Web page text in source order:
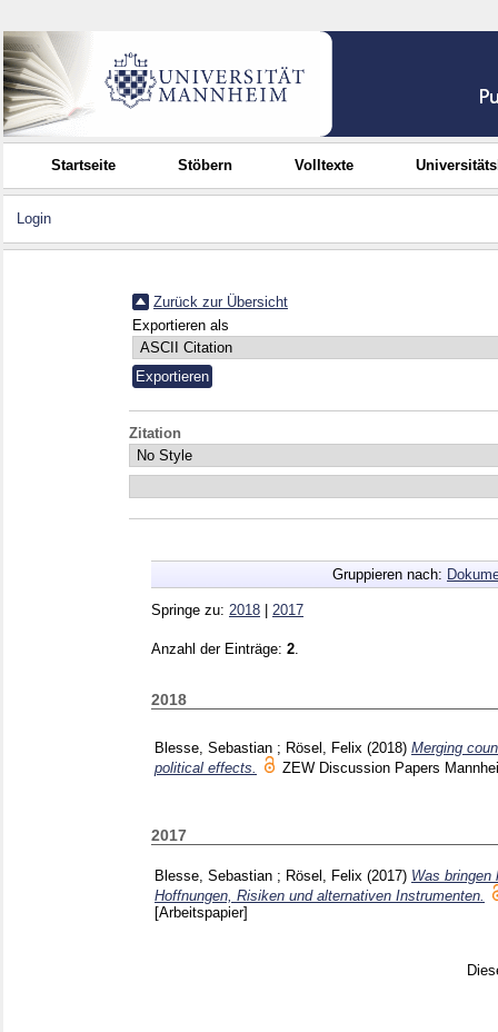
Startseite Stöbern Volltexte
Login
Zurück zur Übersicht
Exportieren als
Zitation
Gruppieren nach:
Springe zu: 2018 2017
Anzahl der Einträge: 2
2018
Blesse, Sebastian ; Rösel, Felix (2018) Merging
political effects.
ZEW Discussion Papers
2017
Blesse, Sebastian ; Rösel, Felix (2017) Was bringen
Hoffnungen, Risiken und alternativen Instrumenten.
[Arbeitspapier]